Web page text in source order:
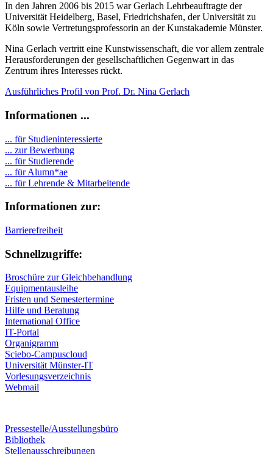
In den Jahren 2006 bis 2015 war Gerlach Lehrbeauftragte der
Universität Heidelberg, Basel, Friedrichshafen, der Universität zu
Köln sowie Vertretungsprofessorin an der Kunstakademie Münster.
Nina Gerlach vertritt eine Kunstwissenschaft, die vor allem zentrale
Herausforderungen der gesellschaftlichen Gegenwart in das
Zentrum ihres Interesses rückt.
Ausführliches Profil von Prof. Dr. Nina Gerlach
Informationen ...
... für Studieninteressierte
... zur Bewerbung
... für Studierende
... für Alumn*ae
... für Lehrende & Mitarbeitende
Informationen zur:
Barrierefreiheit
Schnellzugriffe:
Broschüre zur Gleichbehandlung
Equipmentausleihe
Fristen und Semestertermine
Hilfe und Beratung
International Office
IT-Portal
Organigramm
Sciebo-Campuscloud
Universität Münster-IT
Vorlesungsverzeichnis
Webmail
Pressestelle/Ausstellungsbüro
Bibliothek
Stellenausschreibungen